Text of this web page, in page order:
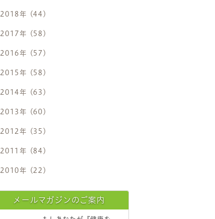
2018年 (44)
2017年 (58)
2016年 (57)
2015年 (58)
2014年 (63)
2013年 (60)
2012年 (35)
2011年 (84)
2010年 (22)
メールマガジンのご案内